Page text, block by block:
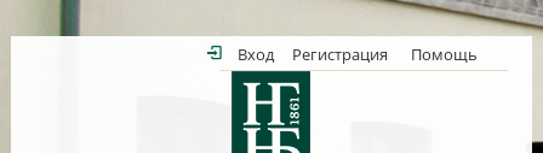
Вход Регистрация Помощь